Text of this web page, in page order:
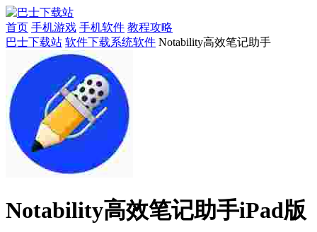
首页 手机游戏 手机软件 教程攻略
巴士下载站 软件下载系统软件 Notability高效笔记助手
Notability高效笔记助手iPad版